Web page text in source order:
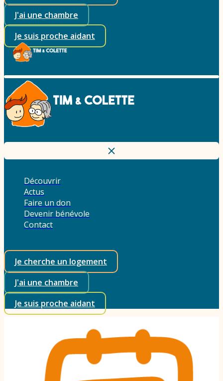
J'ai une chambre
Je suis proche aidant
Découvrir
Actus
Faire un don
Devenir bénévole
Contact
Je cherche un logement
J'ai une chambre
Je suis proche aidant